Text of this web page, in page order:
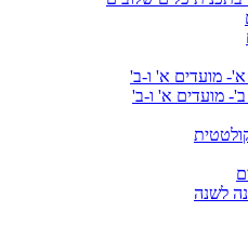
מועדים א' ו-ב'
מועדים א' ו-ב'
לשנה